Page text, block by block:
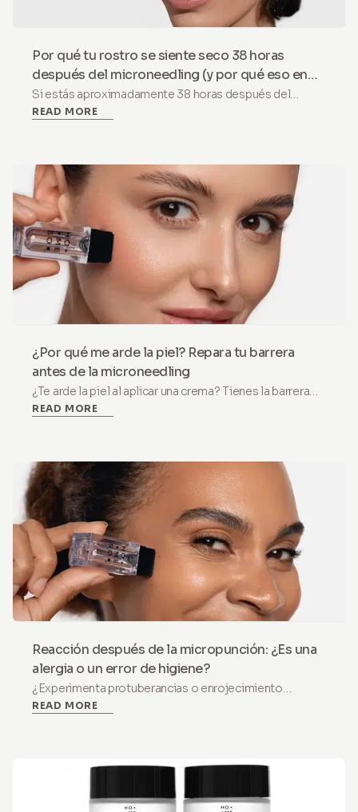
Por qué tu rostro se siente seco 38 horas
después del microneedling (y por qué eso en
realidad es una buena señal)
Si estás aproximadamente 38 horas después del
microneedling y tu piel se siente tirante, seca o
está funcionando.
READ MORE
¿Por qué me arde la piel? Repara tu barrera
antes de la microneedling
¿Te arde la piel al aplicar una crema? Tienes la barrera
cutánea dañada. Aprende por qué debes dejar la
READ MORE
Reacción después de la micropunción: ¿Es una
alergia o un error de higiene?
¿Experimenta protuberancias o enrojecimiento
después de la micropunción? Aprenda la diferencia
READ MORE